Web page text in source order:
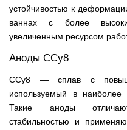
устойчивостью к
ваннах с более
увеличенным ресурсом
Аноды ССу8
ССу8 — сплав с
используемый в наиболее
Такие аноды
стабильностью и